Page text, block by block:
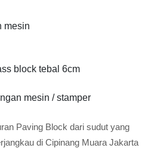
mesin
block tebal 6cm
mesin / stamper
Paving Block dari sudut yang
di Cipinang Muara Jakarta